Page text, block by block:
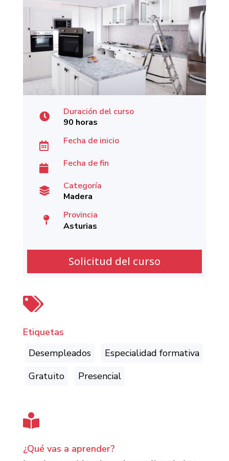

Etiquetas
Desempleados
Especialidad formativa
Gratuito
Presencial

¿Qué vas a aprender?

Duración del curso
90 horas
 Fecha de inicio
 Fecha de fin

Categoría
Madera

Provincia
Asturias
Solicitud del curso